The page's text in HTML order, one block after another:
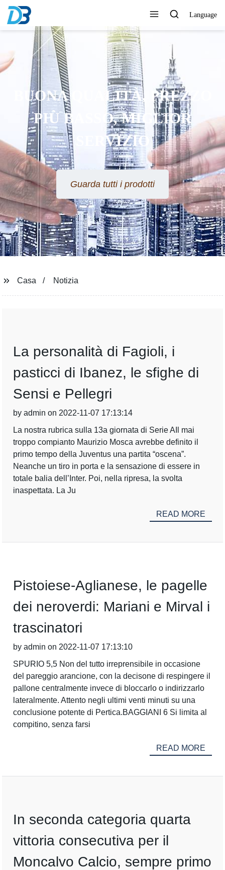
Language
BUONA QUALITÀ, PREZZO
PIÙ BASSO, MIGLIOR
SERVIZIO
Guarda tutti i prodotti
Casa Notizia
La personalità di Fagioli, i
pasticci di Ibanez, le sfighe di
Sensi e Pellegri
by admin on 2022-11-07 17:13:14
La nostra rubrica sulla 13a giornata di Serie AIl mai
troppo compianto Maurizio Mosca avrebbe definito il
primo tempo della Juventus una partita “oscena”.
Neanche un tiro in porta e la sensazione di essere in
totale balia dell’Inter. Poi, nella ripresa, la svolta
inaspettata. La Ju
READ MORE
Pistoiese-Aglianese, le pagelle
dei neroverdi: Mariani e Mirval i
trascinatori
by admin on 2022-11-07 17:13:10
SPURIO 5,5 Non del tutto irreprensibile in occasione
del pareggio arancione, con la decisone di respingere il
pallone centralmente invece di bloccarlo o indirizzarlo
lateralmente. Attento negli ultimi venti minuti su una
conclusione potente di Pertica.BAGGIANI 6 Si limita al
compitino, senza farsi
READ MORE
In seconda categoria quarta
vittoria consecutiva per il
Moncalvo Calcio, sempre primo